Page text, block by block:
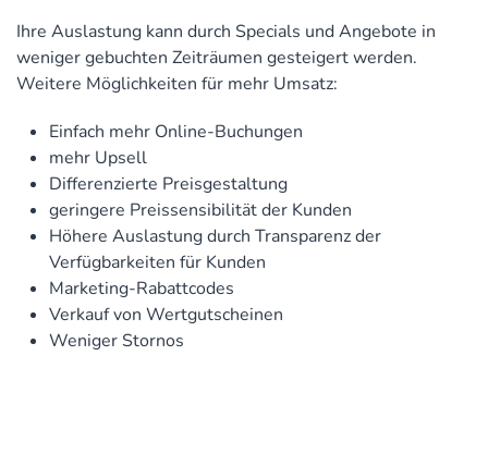
Ihre Auslastung kann durch Specials und Angebote in
weniger gebuchten Zeiträumen gesteigert werden.
Weitere Möglichkeiten für mehr Umsatz:
Einfach mehr Online-Buchungen
mehr Upsell
Differenzierte Preisgestaltung
geringere Preissensibilität der Kunden
Höhere Auslastung durch Transparenz der
Verfügbarkeiten für Kunden
Marketing-Rabattcodes
Verkauf von Wertgutscheinen
Weniger Stornos